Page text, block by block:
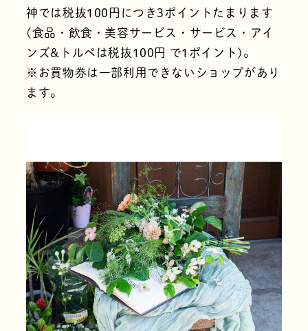
神では税抜100円につき3ポイントたまります
(食品・飲食・美容サービス・サービス・アイ
ンズ&トルペは税抜100円 で1ポイント)。
※お買物券は一部利用できないショップがあり
ます。